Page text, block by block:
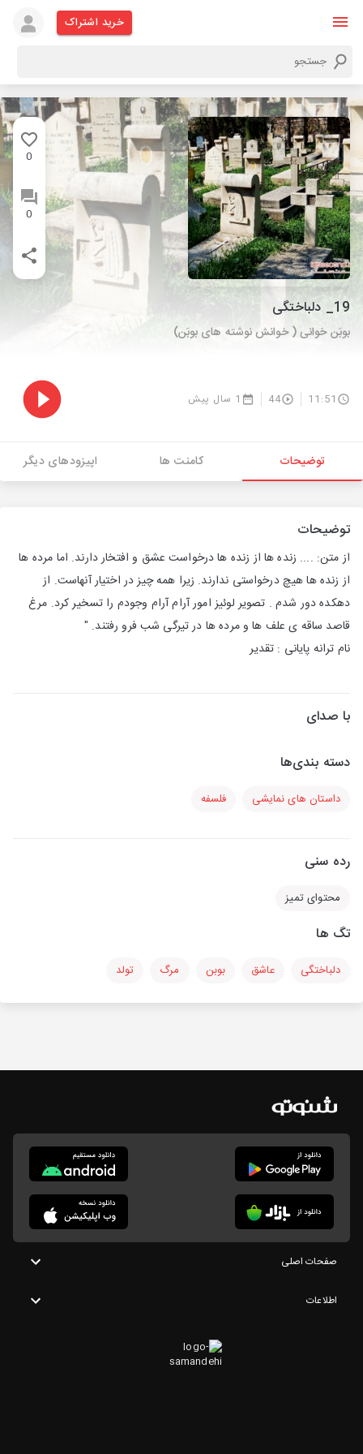
خرید اشتراک
0
0
19_ دلباختگی
بوبَن خوانی ( خوانش نوشته های بوبَن)
11:51
44 1 سال پیش
توضیحات کامنت ها اپیزودهای دیگر
توضیحات
از متن: .... زنده ها از زنده ها درخواست عشق و افتخار دارند. اما مرده ها
از زنده ها هیچ درخواستی ندارند. زیرا همه چیز در اختیار آنهاست. از
دهکده دور شدم . تصویر لوئیز امور آرام آرام وجودم را تسخیر کرد. مرغ
قاصد ساقه ی علف ها و مرده ها در تیرگی شب فرو رفتند. "
نام ترانه پایانی : تقدیر
با صدای
دسته بندی‌ها
داستان های نمایشی فلسفه
رده سنی
محتوای تمیز
تگ ها
دلباختگی عاشق بوبن مرگ تولد
صفحات اصلی
اطلاعات